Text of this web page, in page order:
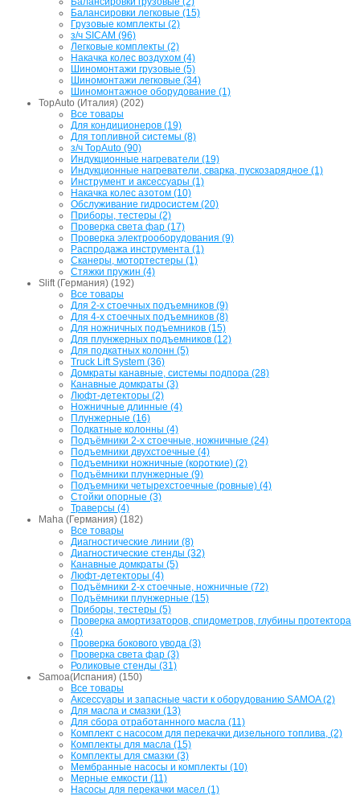
Балансировки легковые (15)
Грузовые комплекты (2)
з/ч SICAM (96)
Легковые комплекты (2)
Накачка колес воздухом (4)
Шиномонтажи грузовые (5)
Шиномонтажи легковые (34)
Шиномонтажное оборудование (1)
TopAuto (Италия) (202)
Все товары
Для кондиционеров (19)
Для топливной системы (8)
з/ч TopAuto (90)
Индукционные нагреватели (19)
Индукционные нагреватели, сварка, пускозарядное (1)
Инструмент и аксессуары (1)
Накачка колес азотом (10)
Обслуживание гидросистем (20)
Приборы, тестеры (2)
Проверка света фар (17)
Проверка электрооборудования (9)
Распродажа инструмента (1)
Сканеры, мотортестеры (1)
Стяжки пружин (4)
Slift (Германия) (192)
Все товары
Для 2-х стоечных подъемников (9)
Для 4-х стоечных подъемников (8)
Для ножничных подъемников (15)
Для плунжерных подъемников (12)
Для подкатных колонн (5)
Truck Lift System (36)
Домкраты канавные, системы подпора (28)
Канавные домкраты (3)
Люфт-детекторы (2)
Ножничные длинные (4)
Плунжерные (16)
Подкатные колонны (4)
Подъёмники 2-х стоечные, ножничные (24)
Подъемники двухстоечные (4)
Подъемники ножничные (короткие) (2)
Подъёмники плунжерные (9)
Подъемники четырехстоечные (ровные) (4)
Стойки опорные (3)
Траверсы (4)
Maha (Германия) (182)
Все товары
Диагностические линии (8)
Диагностические стенды (32)
Канавные домкраты (5)
Люфт-детекторы (4)
Подъёмники 2-х стоечные, ножничные (72)
Подъёмники плунжерные (15)
Приборы, тестеры (5)
Проверка амортизаторов, спидометров, глубины протектора
(4)
Проверка бокового увода (3)
Проверка света фар (3)
Роликовые стенды (31)
Samoa(Испания) (150)
Все товары
Аксессуары и запасные части к оборудованию SAMOA (2)
Для масла и смазки (13)
Для сбора отработаннного масла (11)
Комплект с насосом для перекачки дизельного топлива, (2)
Комплекты для масла (15)
Комплекты для смазки (3)
Мембранные насосы и комплекты (10)
Мерные емкости (11)
Насосы для перекачки масел (1)